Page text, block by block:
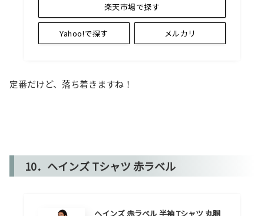
楽天市場で探す
Yahoo!で探す メルカリ
定番だけど、落ち着きますね！
10．ヘインズ Tシャツ 赤ラベル
ヘインズ 赤ラベル 半袖 Tシャツ 丸胴